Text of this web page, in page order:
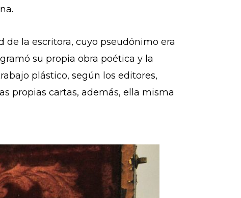
de la escritora, cuyo pseudónimo era
su propia obra poética y la
plástico, según los editores,
propias cartas, además, ella misma